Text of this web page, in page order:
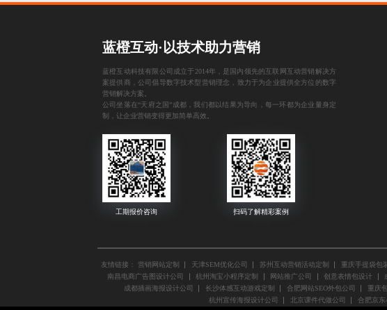
蓝橙互动·以技术助力营销
蓝橙互动科技有限公司成立于2014年，是国内领先的互联网互动营销解决方
案提供商，公司倡导数字技术型营销理念，致力于为企业提供全方位的数字
营销解决方案。
公司坐落在“天府之国”成都，我们都以结果为导向，每一环都为企业量身定
制，让企业营销变得更加简单高效。
友情链接： 营销网站定制 天津SEM优化公司 苏州互动营销活动定制 重庆手提袋包
南昌电商广告图设计公司
杭州淘宝小程序定制 网站推广公司 创意表情包设计
成都插画海报设计公司
长沙体感互动游戏定制 合肥网站SEO外包公司 重庆
杭州宣传海报设计公司
北京课件代做公司 合肥京东